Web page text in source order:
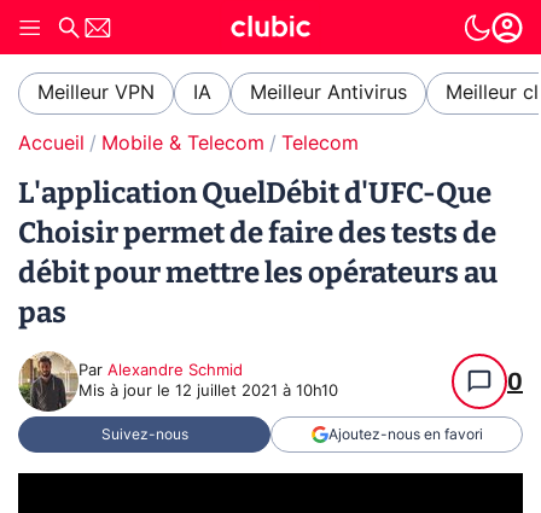
Meilleur VPN IA Meilleur Antivirus Meilleur
Accueil Mobile & Telecom Telecom
L'application QuelDébit d'UFC-Que
Choisir permet de faire des tests de
débit pour mettre les opérateurs au
pas
Par Alexandre Schmid
Mis à jour le 12 juillet 2021 à 10h10 0
Suivez-nous Ajoutez-nous en favori